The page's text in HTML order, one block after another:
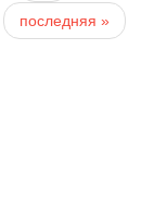
последняя »